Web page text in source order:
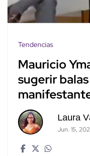
Tendencias
Mauricio
sugerir
Laura
Jun. 15,